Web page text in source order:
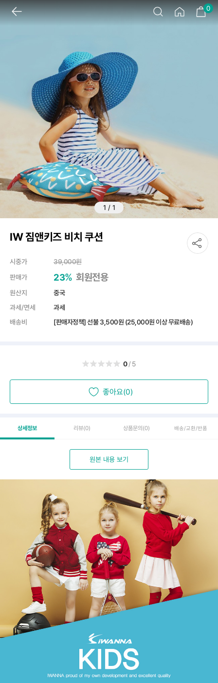
0
1 / 1
IW 짐앤키즈 비치 쿠션
시중가 39,000원
판매가
23% 회원전용
원산지
중국
과세/면세
과세
배송비
[판매자정책] 선불 3,500원 (25,000원 이상 무료배송)
0/5
좋아요(0)
상세정보 리뷰(0) 상품문의 (0) 배송/교환/반품
원본 내용 보기